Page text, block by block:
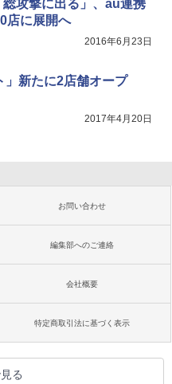
攻撃に出る」、au連携
店に展開へ
2016年6月23日
」新たに2店舗オープ
2017年4月20日
お問い合わせ
編集部へのご連絡
会社概要
特定商取引法に基づく表示
る